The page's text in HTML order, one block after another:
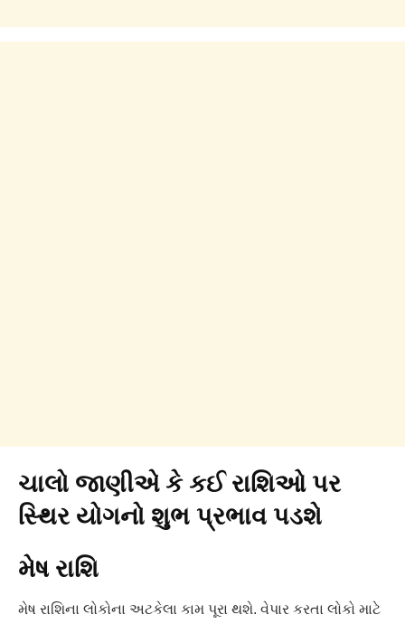
ચાલો જાણીએ કે કઈ રાશિઓ પર
સ્થિર યોગનો શુભ પ્રભાવ પડશે
મેષ રાશિ
મેષ રાશિના લોકોના અટકેલા કામ પૂરા થશે. વેપાર કરતા લોકો માટે